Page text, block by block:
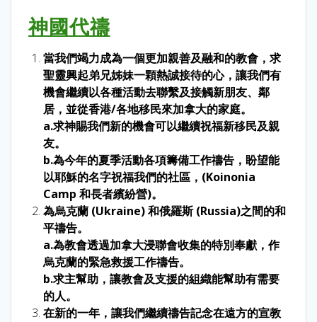
神國代禱
當我們竭力成為一個更加親善及融和的教會，求
聖靈興起弟兄姊妹一顆熱誠接待的心，讓我們有
機會繼續以各種活動去聯繫及接觸新朋友、鄰
居，並從香港/各地移民來加拿大的家庭。
a.求神賜我們新的機會可以繼續祝福新移民及親
友。
b.為今年的夏季活動各項籌備工作禱告，盼望能
以耶穌的名字祝福我們的社區，(Koinonia
Camp 和長者繽紛營)。
為烏克蘭 (Ukraine) 和俄羅斯 (Russia)之間的和
平禱告。
a.為教會透過加拿大浸聯會收集的特別奉獻，作
烏克蘭的緊急救援工作禱告。
b.求主幫助，讓教會及支援的組織能幫助有需要
的人。
在新的一年，讓我們繼續禱告記念在遠方的宣教